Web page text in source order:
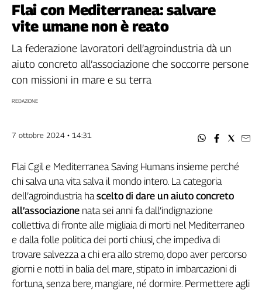
Categorie
Filcams
Filctem
Fillea
Fisac
Flc
Nidil
Slc
Spi
Inca
Caaf
Speciali
G8
di
Flai con Mediterranea: salvare
vite umane non è reato
La federazione lavoratori dell’agroindustria dà un
aiuto concreto all’associazione che soccorre persone
con missioni in mare e su terra
REDAZIONE
7 ottobre 2024 • 14:31
Flai Cgil e Mediterranea Saving Humans insieme perché
chi salva una vita salva il mondo intero. La categoria
dell’agroindustria hascelto di dare un aiuto concreto
all’associazione nata sei anni fa dall’indignazione
collettiva di fronte alle migliaia di morti nel Mediterraneo
e dalla folle politica dei porti chiusi, che impediva di
trovare salvezza a chi era allo stremo, dopo aver percorso
giorni e notti in balia del mare, stipato in imbarcazioni di
fortuna, senza bere, mangiare, né dormire. Permettere agli